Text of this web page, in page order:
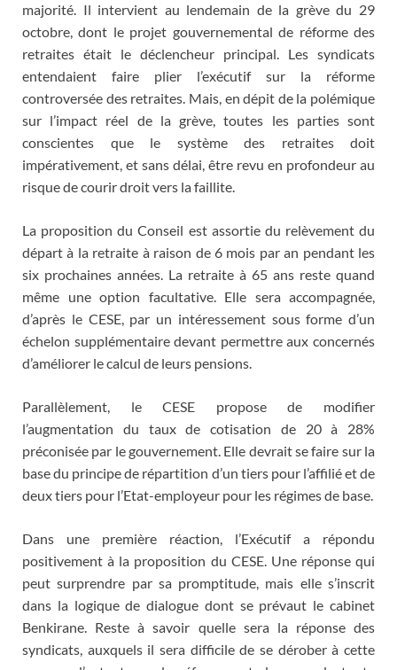
majorité. Il intervient au lendemain de la grève du 29
octobre, dont le projet gouvernemental de réforme des
retraites était le déclencheur principal. Les syndicats
entendaient faire plier l’exécutif sur la réforme
controversée des retraites. Mais, en dépit de la polémique
sur l’impact réel de la grève, toutes les parties sont
conscientes que le système des retraites doit
impérativement, et sans délai, être revu en profondeur au
risque de courir droit vers la faillite.
La proposition du Conseil est assortie du relèvement du
départ à la retraite à raison de 6 mois par an pendant les
six prochaines années. La retraite à 65 ans reste quand
même une option facultative. Elle sera accompagnée,
d’après le CESE, par un intéressement sous forme d’un
échelon supplémentaire devant permettre aux concernés
d’améliorer le calcul de leurs pensions.
Parallèlement, le CESE propose de modifier
l’augmentation du taux de cotisation de 20 à 28%
préconisée par le gouvernement. Elle devrait se faire sur la
base du principe de répartition d’un tiers pour l’affilié et de
deux tiers pour l’Etat-employeur pour les régimes de base.
Dans une première réaction, l’Exécutif a répondu
positivement à la proposition du CESE. Une réponse qui
peut surprendre par sa promptitude, mais elle s’inscrit
dans la logique de dialogue dont se prévaut le cabinet
Benkirane. Reste à savoir quelle sera la réponse des
syndicats, auxquels il sera difficile de se dérober à cette